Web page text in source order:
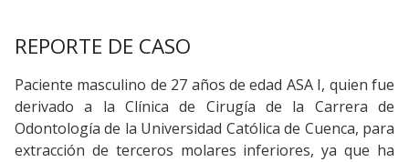
REPORTE DE CASO
Paciente masculino de 27 años de edad ASA I, quien fue
derivado a la Clínica de Cirugía de la Carrera de
Odontología de la Universidad Católica de Cuenca, para
extracción de terceros molares inferiores, ya que ha